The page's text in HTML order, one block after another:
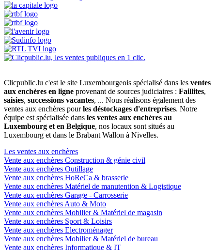
Clicpublic.lu c'est le site Luxembourgeois spécialisé dans les ventes
aux enchères en ligne provenant de sources judiciaires : Faillites,
saisies, successions vacantes, ... Nous réalisons également des
ventes aux enchères pourles déstockages d'entreprises. Notre
équipe est spécialisée dans les ventes aux enchères au
Luxembourg et en Belgique, nos locaux sont situés au
Luxembourg et dans le Brabant Wallon à Nivelles.
Les ventes aux enchères
Vente aux enchères Construction & génie civil
Vente aux enchères Outillage
Vente aux enchères HoReCa & brasserie
Vente aux enchères Matériel de manutention & Logistique
Vente aux enchères Garage - Carrosserie
Vente aux enchères Auto & Moto
Vente aux enchères Mobilier & Matériel de magasin
Vente aux enchères Sport & Loisirs
Vente aux enchères Electroménager
Vente aux enchères Mobilier & Matériel de bureau
Vente aux enchères Informatique & IT